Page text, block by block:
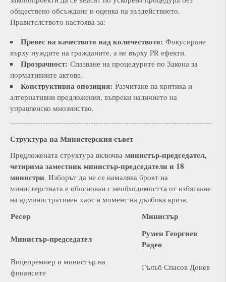
обществено обсъждане и оценка на въздействието.
Правителството настоява за:
Превес на качеството над количеството: Фокусиране
върху нуждите на гражданите, а не върху PR ефекти.
Прозрачност: Спазване на процедурите по Закона за
нормативните актове.
Конструктивна опозиция: Разчитане на критика и
алтернативни предложения, въпреки наличието на
управленско мнозинство.
--------------------------------------------------------------------------------
Структура на Министерския съвет
Предложената структура включва министър-председател,
четирима заместник министър-председатели и 18
министри. Изборът да не се намалява броят на
министерствата е обоснован с необходимостта от избягване
на административен хаос в момент на дълбока криза.
Ресор Министър
Министър-председател
Румен Георгиев
Радев
Вицепремиер и министър на
финансите
Гълъб Спасов Донев